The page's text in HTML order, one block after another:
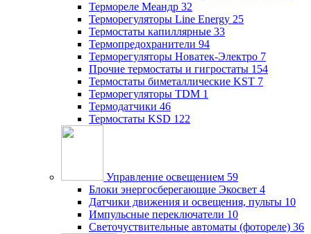
Термореле Меандр 32
Терморегуляторы Line Energy 25
Термостаты капиллярные 33
Термопредохранители 94
Терморегуляторы Новатек-Электро 7
Прочие термостаты и гигростаты 154
Термостаты биметаллические KST 7
Терморегуляторы TDM 1
Термодатчики 46
Термостаты KSD 122
Управление освещением 59
Блоки энергосберегающие Экосвет 4
Датчики движения и освещения, пульты 10
Импульсные переключатели 10
Светочуствительные автоматы (фотореле) 36